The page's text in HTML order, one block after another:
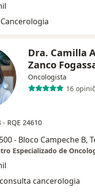
Dra. Camilla
Zanco
Oncologista
16
- RQE 24610
cancerologia